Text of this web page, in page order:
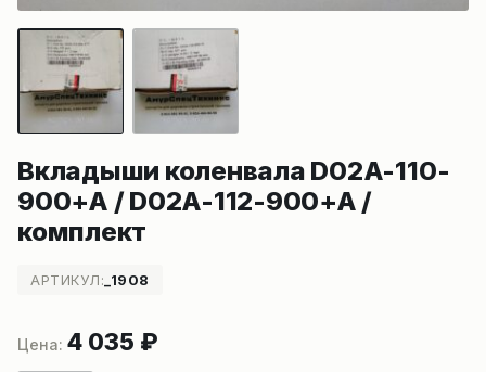
Вкладыши коленвала D02A-110-
900+A / D02A-112-900+A /
комплект
АРТИКУЛ: _1908
4 035 ₽